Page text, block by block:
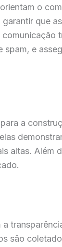
o
que
e
a
altas.
são